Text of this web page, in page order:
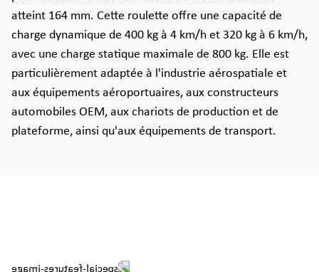
atteint 164 mm. Cette roulette offre une capacité de
charge dynamique de 400 kg à 4 km/h et 320 kg à 6 km/h,
avec une charge statique maximale de 800 kg. Elle est
particulièrement adaptée à l'industrie aérospatiale et
aux équipements aéroportuaires, aux constructeurs
automobiles OEM, aux chariots de production et de
plateforme, ainsi qu'aux équipements de transport.